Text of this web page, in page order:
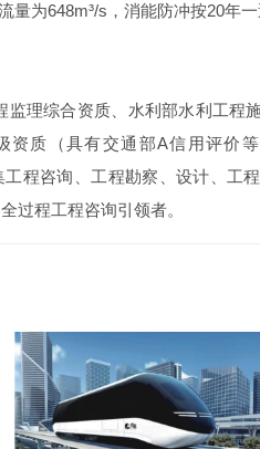
为648m³/s，消能防冲按20年一
理综合资质、水利部水利工程
资质（具有交通部A信用评价
咨询、工程勘察、设计、工
过程工程咨询引领者。